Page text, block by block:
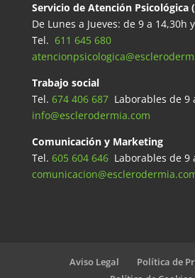
Servicio de Atención Psicológica
De Lunes a Jueves: de 9 a 14,30h
Tel. 611 645 680
Trabajo social
Tel. 674 406 687 Laborables de 9
info@esclerodermia.com
Comunicación y Marketing
Tel. 605 604 646Laborables de 9
Aviso Legal
Política de